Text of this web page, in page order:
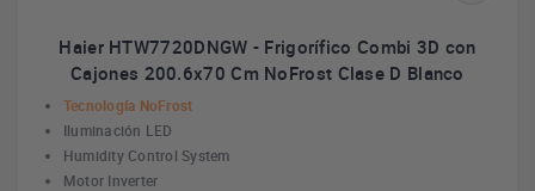
Haier HTW7720DNGW - Frigorífico Combi 3D con
Cajones 200.6x70 Cm NoFrost Clase D Blanco
Tecnología NoFrost
Iluminación LED
Humidity Control System
Motor Inverter